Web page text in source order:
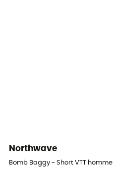
Cuissard intégré
Northwave
Bomb Baggy - Short VTT homme